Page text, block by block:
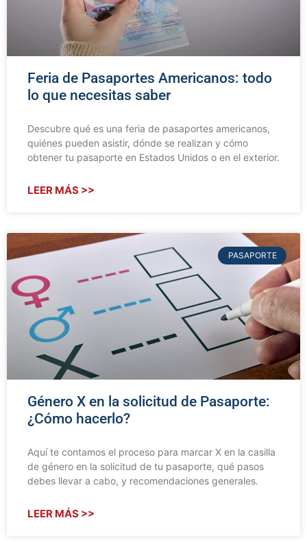
Feria de Pasaportes Americanos: todo
lo que necesitas saber
Descubre qué es una feria de pasaportes americanos,
quiénes pueden asistir, dónde se realizan y cómo
obtener tu pasaporte en Estados Unidos o en el exterior.
LEER MÁS >>
PASAPORTE
Género X en la solicitud de Pasaporte:
¿Cómo hacerlo?
Aquí te contamos el proceso para marcar X en la casilla
de género en la solicitud de tu pasaporte, qué pasos
debes llevar a cabo, y recomendaciones generales.
LEER MÁS >>